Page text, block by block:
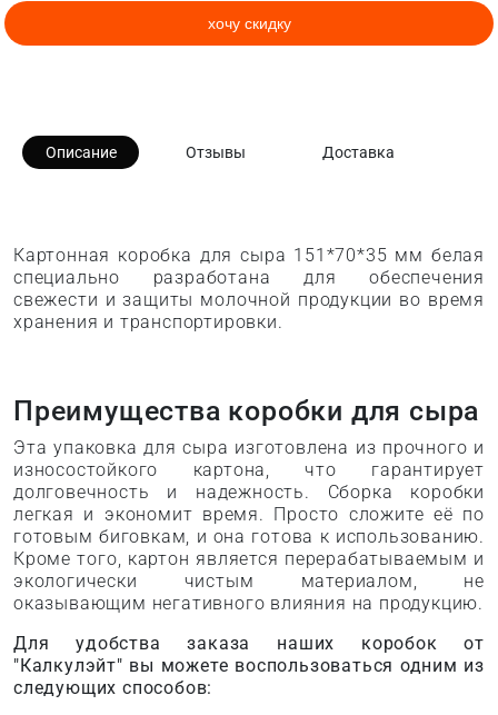
хочу скидку
Описание Отзывы Доставка
Картонная коробка для сыра 151*70*35 мм белая
специально разработана для обеспечения
свежести и защиты молочной продукции во время
хранения и транспортировки.
Преимущества коробки для сыра
Эта упаковка для сыра изготовлена из прочного и
износостойкого картона, что гарантирует
долговечность и надежность. Сборка коробки
легкая и экономит время. Просто сложите её по
готовым биговкам, и она готова к использованию.
Кроме того, картон является перерабатываемым и
экологически чистым материалом, не
оказывающим негативного влияния на продукцию.
Для удобства заказа наших коробок от
"Калкулэйт" вы можете воспользоваться одним из
следующих способов: